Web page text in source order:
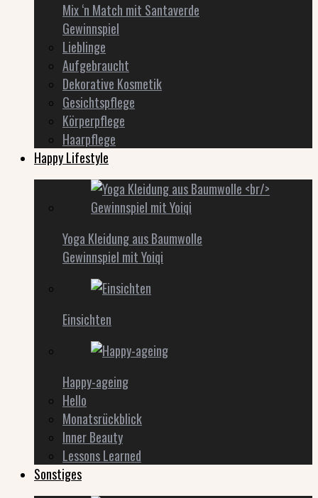
Mix ‘n Match mit Santaverde
Gewinnspiel
Lieblinge
Aufgebraucht
Dekorative Kosmetik
Gesichtspflege
Körperpflege
Haarpflege
Happy Lifestyle
Yoga Kleidung aus Baumwolle
Gewinnspiel mit Yoiqi
Einsichten
Happy-ageing
Hello
Monatsrückblick
Inner Beauty
Lessons Learned
Sonstiges